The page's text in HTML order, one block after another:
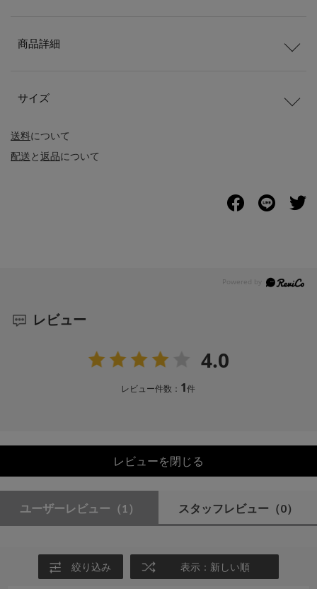
送料について
配送と返品について
商品詳細
サイズ
レビュー
4.0
レビュー件数： 1件
レビューを閉じる
ユーザーレビュー （1） スタッフレビュー （0）
絞り込み 表示：新しい順